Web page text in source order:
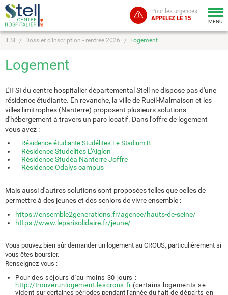
Pour les urgences
APPELEZ LE 15
MENU
IFSI Dossier d'inscription - rentrée 2026 Logement
Logement
L'IFSI du centre hospitalier départemental Stell ne dispose pas d'une
résidence étudiante. En revanche, la ville de Rueil-Malmaison et les
villes limitrophes (Nanterre) proposent plusieurs solutions
d'hébergement à travers un parc locatif. Dans l'offre de logement
vous avez :
Résidence étudiante Studélites Le Stadium B
Résidence Studelites L'Aiglon
Résidence Studéa Nanterre Joffre
Résidence Odalys campus
Mais aussi d'autres solutions sont proposées telles que celles de
permettre à des jeunes et des seniors de vivre ensemble :
https://ensemble2generations.fr/agence/hauts-de-seine/
https://www.leparisolidaire.fr/jeune/
Vous pouvez bien sûr demander un logement au CROUS, particulièrement si
vous êtes boursier.
Renseignez-vous :
Pour des séjours d'au moins 30 jours :
http://trouverunlogement.lescrous.fr (certains logements se
vident sur certaines périodes pendant l'année du fait de départs en